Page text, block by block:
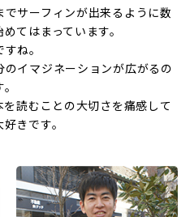
サーフィンが出来るように数
てはまっています。
ね。
イマジネーションが広がるの
読むことの大切さを痛感して
きです。